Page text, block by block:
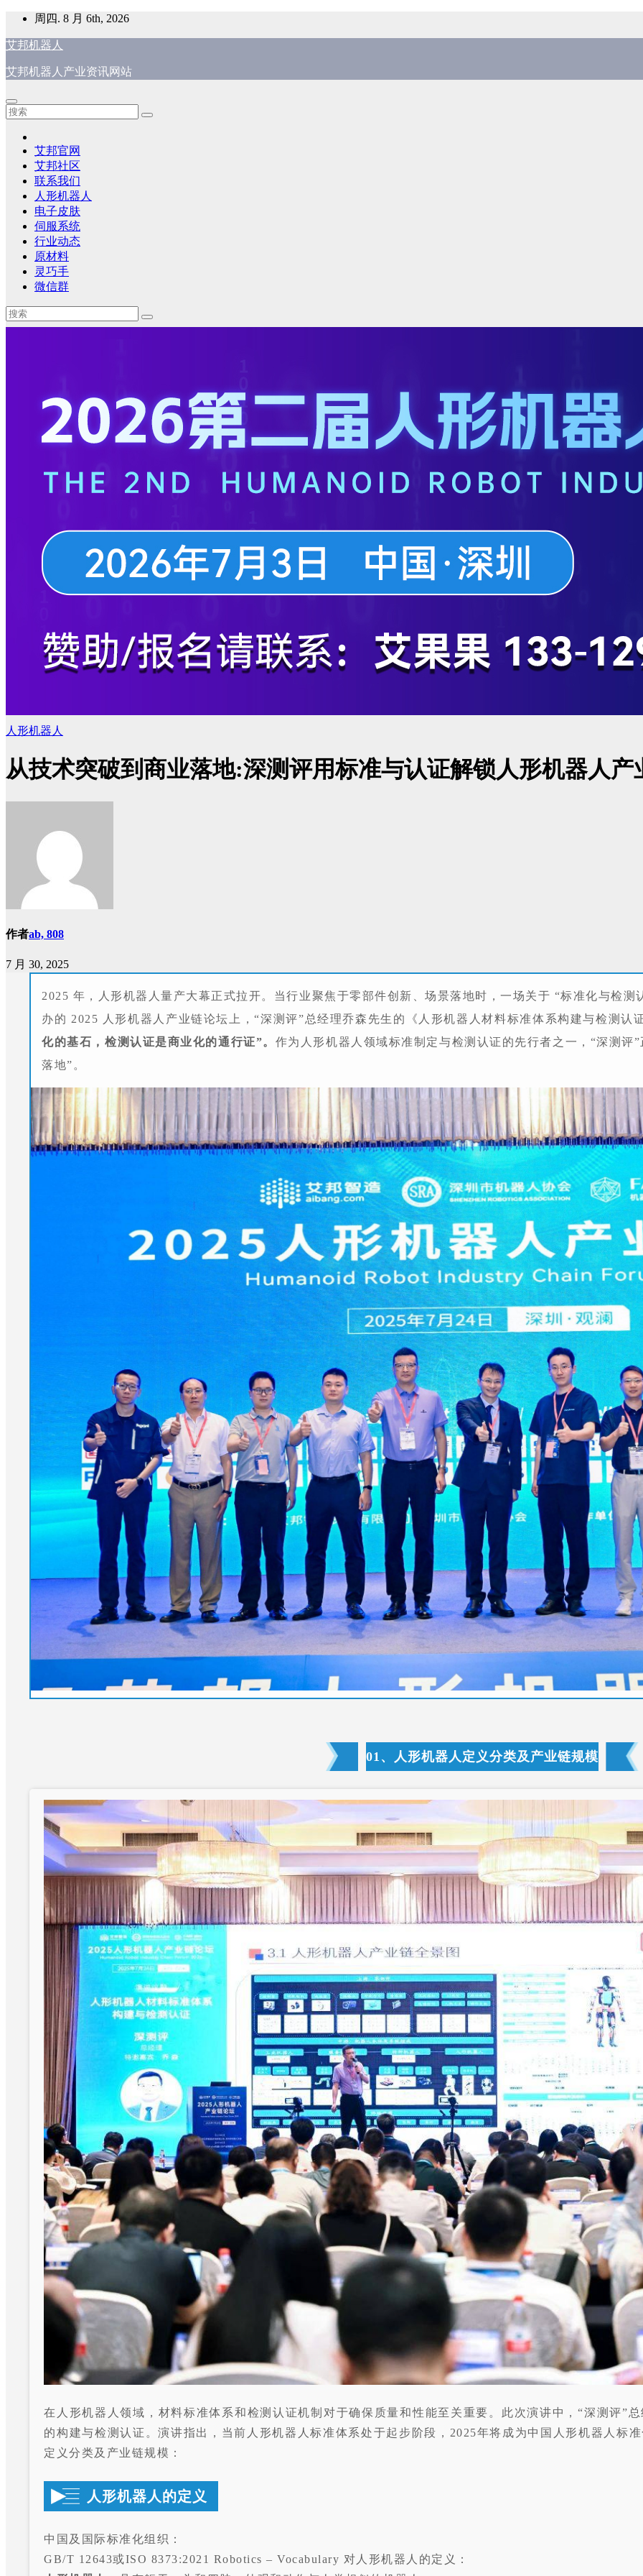
内
周四. 8 月 6th, 2026
艾邦机器人
艾邦机器人产业资讯网站
艾邦官网
艾邦社区
联系我们
人形机器人
电子皮肤
伺服系统
行业动态
原材料
灵巧手
微信群
人形机器人
从技术突破到商业落地:深测评用标准与认证解锁人形机器人产
作者ab, 808
7 月 30, 2025
2025 年，人形机器人量产大幕正式拉开。当行业聚焦于零部件创新、场景落地时，一场关于 “标准化与检
办的 2025 人形机器人产业链论坛上，“深测评”总经理乔森先生的《人形机器人材料标准体系构建与检测
化的基石，检测认证是商业化的通行证”。 作为人形机器人领域标准制定与检测认证的先行者之一，“深测评
落地”。
01、人形机器人定义分类及产业链规模
在人形机器人领域，材料标准体系和检测认证机制对于确保质量和性能至关重要。此次演讲中，“深测评”
的构建与检测认证。演讲指出，当前人形机器人标准体系处于起步阶段，2025年将成为中国人形机器人标
定义分类及产业链规模：
人形机器人的定义
中国及国际标准化组织：
GB/T 12643或ISO 8373:2021 Robotics – Vocabulary 对人形机器人的定义：